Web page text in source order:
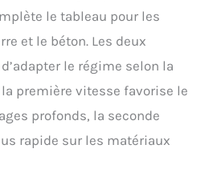
le tableau pour les
et le béton. Les deux
le régime selon la
première vitesse favorise le
profonds, la seconde
rapide sur les matériaux